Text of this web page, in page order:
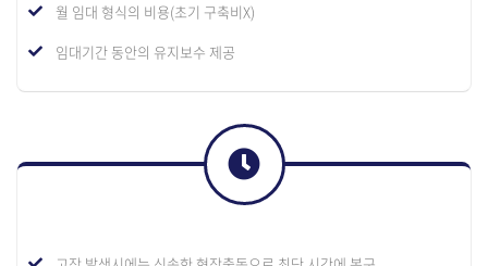
월 임대 형식의 비용(초기 구축비X)
임대기간 동안의 유지보수 제공